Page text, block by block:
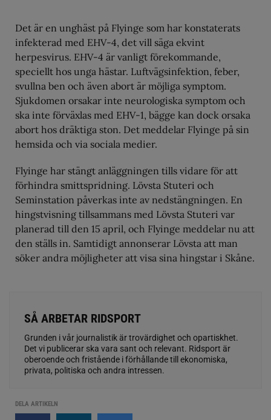
Det är en unghäst på Flyinge som har konstaterats
infekterad med EHV-4, det vill säga ekvint
herpesvirus. EHV-4 är vanligt förekommande,
speciellt hos unga hästar. Luftvägsinfektion, feber,
svullna ben och även abort är möjliga symptom.
Sjukdomen orsakar inte neurologiska symptom och
ska inte förväxlas med EHV-1, bägge kan dock orsaka
abort hos dräktiga ston. Det meddelar Flyinge på sin
hemsida och via sociala medier.
Flyinge har stängt anläggningen tills vidare för att
förhindra smittspridning. Lövsta Stuteri och
Seminstation påverkas inte av nedstängningen. En
hingstvisning tillsammans med Lövsta Stuteri var
planerad till den 15 april, och Flyinge meddelar nu att
den ställs in. Samtidigt annonserar Lövsta att man
söker andra möjligheter att visa sina hingstar i Skåne.
SÅ ARBETAR RIDSPORT
Grunden i vår journalistik är trovärdighet och opartiskhet.
Det vi publicerar ska vara sant och relevant. Ridsport är
oberoende och fristående i förhållande till ekonomiska,
privata, politiska och andra intressen.
DELA ARTIKELN